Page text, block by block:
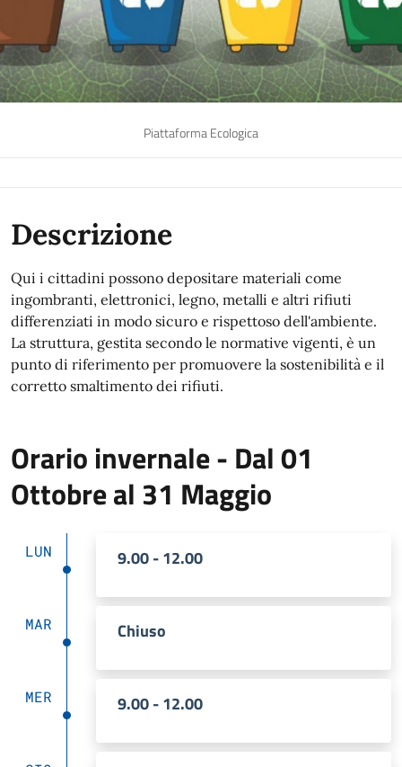
Piattaforma Ecologica
Descrizione
Qui i cittadini possono depositare materiali come
ingombranti, elettronici, legno, metalli e altri rifiuti
differenziati in modo sicuro e rispettoso dell'ambiente.
La struttura, gestita secondo le normative vigenti, è un
punto di riferimento per promuovere la sostenibilità e il
corretto smaltimento dei rifiuti.
Orario invernale - Dal 01
Ottobre al 31 Maggio
LUN 9.00 - 12.00
MAR Chiuso
MER 9.00 - 12.00